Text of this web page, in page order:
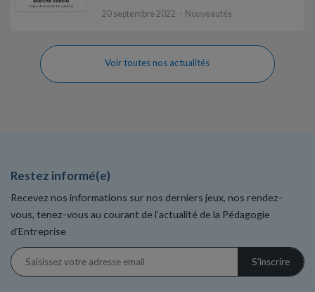
20 septembre 2022 Nouveautés
Voir toutes nos actualités
Restez informé(e)
Recevez nos informations sur nos derniers jeux, nos rendez-
vous, tenez-vous au courant de l’actualité de la Pédagogie
d’Entreprise